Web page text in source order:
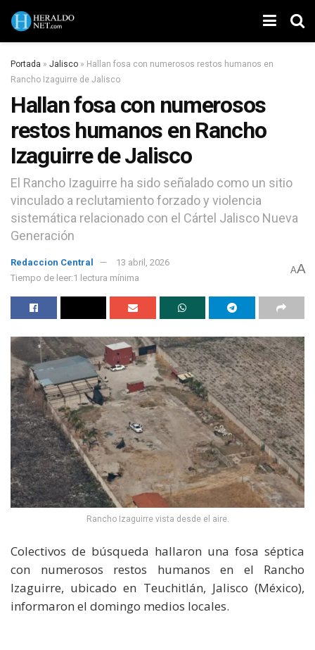
Portada » Jalisco » Hallan fosa con numerosos restos humanos en
Rancho Izaguirre de Jalisco
Hallan fosa con numerosos
restos humanos en Rancho
Izaguirre de Jalisco
El Rancho Izaguirre ha sido señalado como un sitio
vinculado a reclutamiento forzado y violencia
sistemática relacionado con el Cártel Jalisco Nueva
Generación
Redaccion Central
13 abril, 2026
Tiempo de leer:1 lectura mínima
AA
Rancho Izaguirre vista desde el aire.
Colectivos de búsqueda hallaron una fosa séptica
con numerosos restos humanos en el Rancho
Izaguirre, ubicado en Teuchitlán, Jalisco (México),
informaron el domingo medios locales.